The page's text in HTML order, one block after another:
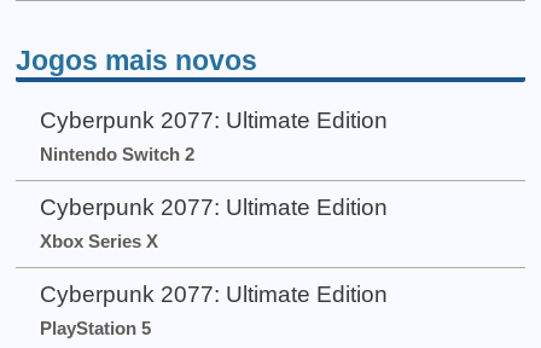
Jogos mais novos
Cyberpunk 2077: Ultimate Edition
Nintendo Switch 2
Cyberpunk 2077: Ultimate Edition
Xbox Series X
Cyberpunk 2077: Ultimate Edition
PlayStation 5